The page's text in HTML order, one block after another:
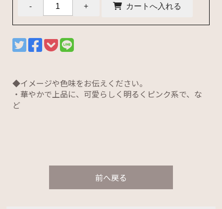
◆イメージや色味をお伝えください。
・華やかで上品に、可愛らしく明るくピンク系で、な
ど
前へ戻る